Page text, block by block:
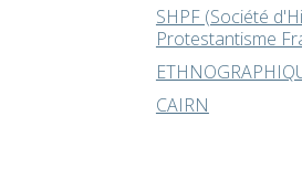
SHPF (Société
Protestantisme
CAIRN